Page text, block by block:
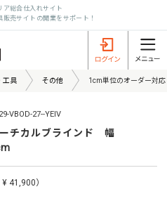
ア総合仕入れサイト
売サイトの開業をサポート！
工具 その他 1cm単位のオーダー対
VBOD-27--YEIV
チカルブラインド 幅
41,900）